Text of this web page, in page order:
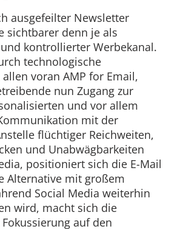
ausgefeilter Newsletter
sichtbarer denn je als
kontrollierter Werbekanal.
technologische
voran AMP for Email,
nun Zugang zur
und vor allem
mit der
flüchtiger Reichweiten,
und Unabwägbarkeiten
positioniert sich die E-Mail
Alternative mit großem
Social Media weiterhin
wird, macht sich die
auf den